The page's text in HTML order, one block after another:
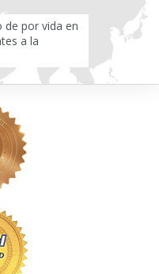
de por vida en
a la